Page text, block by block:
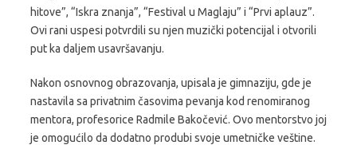
hitove”, “Iskra znanja”, “Festival u Maglaju” i “Prvi aplauz”.
Ovi rani uspesi potvrdili su njen muzički potencijal i otvorili
put ka daljem usavršavanju.
Nakon osnovnog obrazovanja, upisala je gimnaziju, gde je
nastavila sa privatnim časovima pevanja kod renomiranog
mentora, profesorice Radmile Bakočević. Ovo mentorstvo joj
je omogućilo da dodatno produbi svoje umetničke veštine.